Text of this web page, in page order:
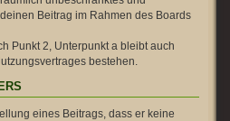
Beitrag im Rahmen des Boards
Punkt 2, Unterpunkt a bleibt auch
bestehen.
eines Beitrags, dass er keine